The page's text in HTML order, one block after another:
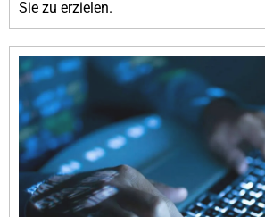
Sie zu erzielen.